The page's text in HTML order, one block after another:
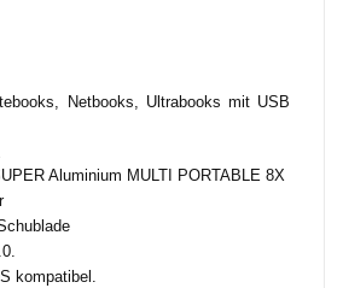
Netbooks, Ultrabooks mit USB
Aluminium MULTI PORTABLE 8X
kompatibel.